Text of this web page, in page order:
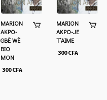
MARION
AKPO-
GBÈ WÈ
BIO
MON
300CFA
MARION
AKPO-JE
T’AIME
300CFA